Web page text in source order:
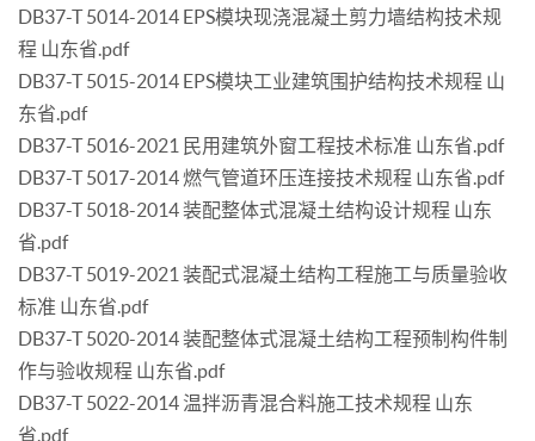
DB37-T 5014-2014 EPS模块现浇混凝土剪力墙结构技术规
程 山东省.pdf
DB37-T 5015-2014 EPS模块工业建筑围护结构技术规程 山
东省.pdf
DB37-T 5016-2021 民用建筑外窗工程技术标准 山东省.pdf
DB37-T 5017-2014 燃气管道环压连接技术规程 山东省.pdf
DB37-T 5018-2014 装配整体式混凝土结构设计规程 山东
省.pdf
DB37-T 5019-2021 装配式混凝土结构工程施工与质量验收
标准 山东省.pdf
DB37-T 5020-2014 装配整体式混凝土结构工程预制构件制
作与验收规程 山东省.pdf
DB37-T 5022-2014 温拌沥青混合料施工技术规程 山东
省.pdf